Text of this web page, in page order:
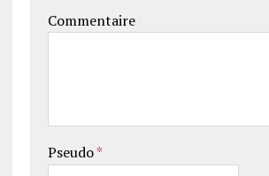
Commentaire
Pseudo*